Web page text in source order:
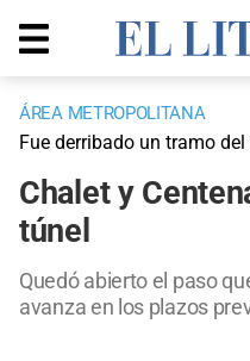
ÁREA METROPOLITANA
Fue derribado un tramo del
Chalet y
túnel
Quedó abierto el paso
avanza en los plazos